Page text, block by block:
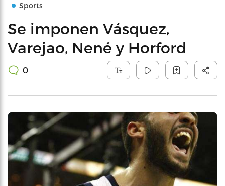
Sports
Se imponen Vásquez,
Varejao, Nené y Horford
0